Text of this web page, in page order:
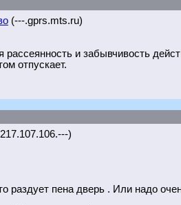
(---.gprs.mts.ru)
рассеянность и забывчивость
отпускает.
)
раздует пена дверь . Или надо